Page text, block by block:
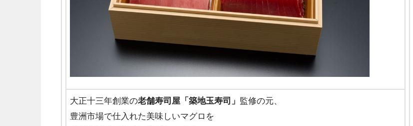
大正十三年創業の老舗寿司屋「築地玉寿司」 監修の元、
豊洲市場で仕入れた美味しいマグロを